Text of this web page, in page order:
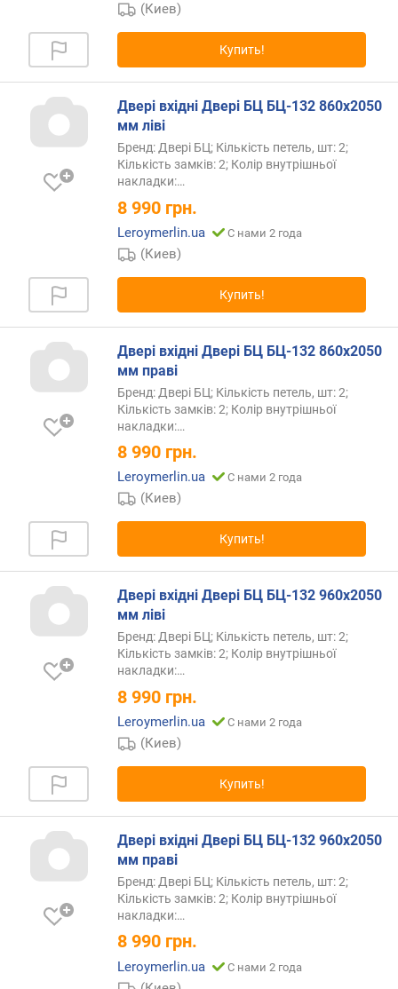
ы
м
п
о
ф
-
Z
п
о
а
и
A
(Киев)
Купить!
Двері вхідні Двері БЦ БЦ-132 860х2050
мм ліві
Бренд: Двері БЦ; Кількість петель, шт: 2;
Кількість замків: 2; Колір внутрішньої
накладки:…
8 990 грн.
Leroymerlin.ua С нами 2 года
(Киев)
Купить!
Двері вхідні Двері БЦ БЦ-132 860х2050
мм праві
Бренд: Двері БЦ; Кількість петель, шт: 2;
Кількість замків: 2; Колір внутрішньої
накладки:…
8 990 грн.
Leroymerlin.ua С нами 2 года
(Киев)
Купить!
Двері вхідні Двері БЦ БЦ-132 960х2050
мм ліві
Бренд: Двері БЦ; Кількість петель, шт: 2;
Кількість замків: 2; Колір внутрішньої
накладки:…
8 990 грн.
Leroymerlin.ua С нами 2 года
(Киев)
Купить!
Двері вхідні Двері БЦ БЦ-132 960х2050
мм праві
Бренд: Двері БЦ; Кількість петель, шт: 2;
Кількість замків: 2; Колір внутрішньої
накладки:…
8 990 грн.
Leroymerlin.ua С нами 2 года